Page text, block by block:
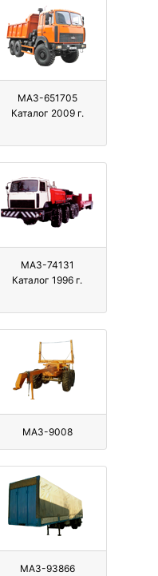
МАЗ-651705
Каталог 2009 г.
МАЗ-74131
Каталог 1996 г.
МАЗ-9008
МАЗ-93866